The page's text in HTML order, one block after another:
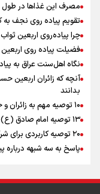
رابطه
زوجیت
اینفو برنا / جدول
عراق
مصرف این غذاها در طول
تقویم پیاده روی نجف به کربلا اربعین
چرا پیاده‌روی اربعین
فضیلت پیاده روی
نگاه اهل‌سنت عراق به
بدانند
۱۰ توصیه مهم به زائران و خادمان پیاده روی اربعین
۱۳ توصیه امام صادق (ع) برای پیاده‌روی اربعین
۲۰ توصیه کاربردی برای شرکت در پیاده روی اربعین ۱۴۰۵
پاسخ به سه‌ شبهه درباره